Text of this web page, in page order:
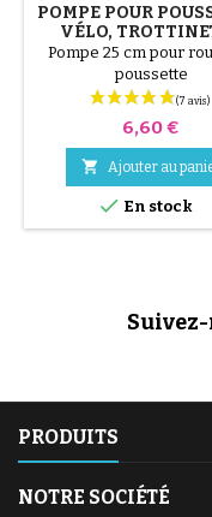
POMPE POUR
VÉLO,
Pompe 25 cm pour
poussette
Prix
6,60 €
 Ajouter au
 En stock
PRODUITS
NOTRE SOCIÉTÉ